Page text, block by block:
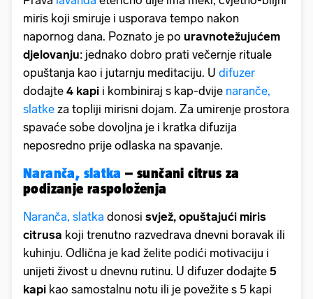
miris koji smiruje i usporava tempo nakon
napornog dana. Poznato je po uravnotežujućem
djelovanju: jednako dobro prati večernje rituale
opuštanja kao i jutarnju meditaciju. U difuzer
dodajte 4 kapi i kombiniraj s kap-dvije naranče,
slatke za topliji mirisni dojam. Za umirenje prostora
spavaće sobe dovoljna je i kratka difuzija
neposredno prije odlaska na spavanje.
Naranča, slatka – sunčani citrus za
podizanje raspoloženja
Naranča, slatka donosi svjež, opuštajući miris
citrusa koji trenutno razvedrava dnevni boravak ili
kuhinju. Odlična je kad želite podići motivaciju i
unijeti živost u dnevnu rutinu. U difuzer dodajte 5
kapi kao samostalnu notu ili je povežite s 5 kapi